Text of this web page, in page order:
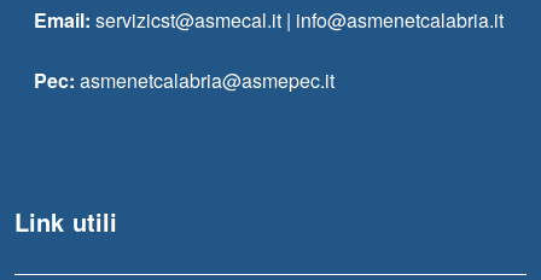
Email: servizicst@asmecal.it | info@asmenetcalabria.it
Pec: asmenetcalabria@asmepec.it
Link utili